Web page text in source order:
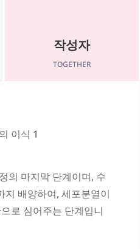
작성자
TOGETHER
의 마지막 단계이며, 수
지 배양하여, 세포분열이
로 심어주는 단계입니